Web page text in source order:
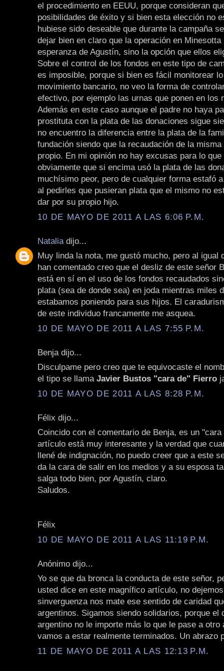
el procedimiento en EEUU, porque consideran
posibilidades de éxito y si bien esta elección no
hubiese sido deseable que durante la campaña
dejar bien en claro que la operación en
esperanza de Agustín, sino la opción que ellos
Sobre el control de los fondos en este tipo de
es imposible, porque si bien es fácil monitorear
movimiento bancario, no veo la forma de
efectivo, por ejemplo las urnas que ponen en los
Además en este caso aunque el padre no haya
prostituta con la plata de las donaciones sigue
no encuentro la diferencia entre la plata de la
fundación siendo que la recaudación de la
propio. En mi opinión no hay excusas para lo
obviamente que si encima usó la plata de las
muchísimo peor, pero de cualquier forma estafó
al pedirles que pusieran plata que el mismo no
dar por su propio hijo.
10 DE MAYO DE 2011 A LAS 6:06 P.M.
Natalia dijo...
Muy linda la nota, me gustó mucho, pero al igual
han comentado creo que el desliz de este señor
está en sí en el uso de los fondos recaudados
plata (sea de donde sea) en joda mientras miles
estabamos poniendo para sus hijos. El
de este individuo francamente me asquea.
10 DE MAYO DE 2011 A LAS 7:55 P.M.
Benja dijo...
Disculpame pero creo que te equivocaste el
el tipo se llama Javier Bustos "cara de" Fierro
10 DE MAYO DE 2011 A LAS 8:28 P.M.
Félix dijo...
Coincido con el comentario de Benja, es un
artículo está muy interesante y la verdad que
llené de indignación, no puedo creer que a este
da la cara de salir en los medios y a su esposa
salga todo bien, por Agustín, claro.
Saludos.
Félix
10 DE MAYO DE 2011 A LAS 11:19 P.M.
Anónimo dijo...
Yo se que da bronca la conducta de este señor,
usted dice en este magnífico artículo, no
sinverguenza nos mate ese sentido de caridad
argentinos. Sigamos siendo solidarios, porque el
argentino no le importe más lo que le pase a otro
vamos a estar realmente terminados. Un abrazo
11 DE MAYO DE 2011 A LAS 12:13 P.M.